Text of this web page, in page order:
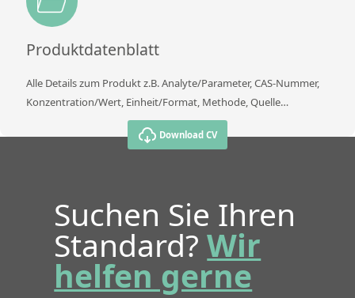
Produktdatenblatt
Alle Details zum Produkt z.B. Analyte/Parameter, CAS-Nummer,
Konzentration/Wert, Einheit/Format, Methode, Quelle…
Download CV
Suchen Sie Ihren
Standard?Wir
helfen gerne